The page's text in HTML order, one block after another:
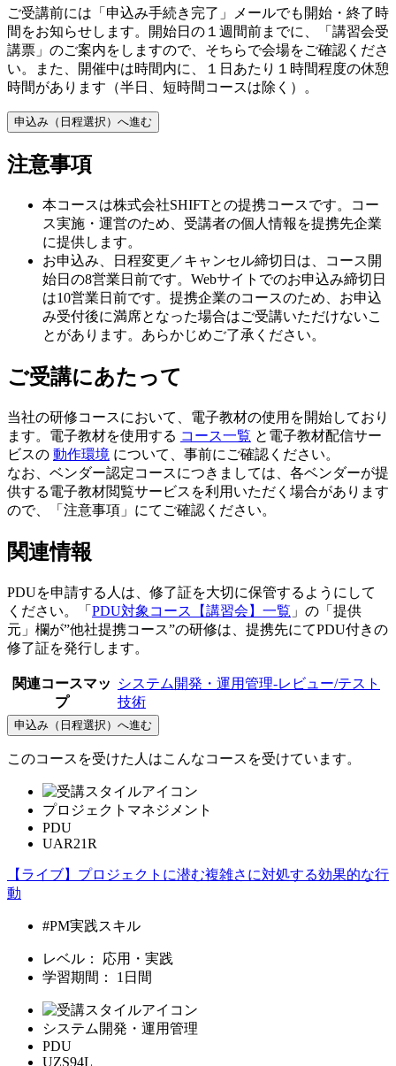
ご受講前には「申込み手続き完了」メールでも開始・終了時
間をお知らせします。開始日の１週間前までに、「講習会受
講票」のご案内をしますので、そちらで会場をご確認くださ
い。また、開催中は時間内に、１日あたり１時間程度の休憩
時間があります（半日、短時間コースは除く）。
申込み（日程選択）へ進む
注意事項
本コースは株式会社SHIFTとの提携コースです。コー
ス実施・運営のため、受講者の個人情報を提携先企業
に提供します。
お申込み、日程変更／キャンセル締切日は、コース開
始日の8営業日前です。Webサイトでのお申込み締切日
は10営業日前です。提携企業のコースのため、お申込
み受付後に満席となった場合はご受講いただけないこ
とがあります。あらかじめご了承ください。
ご受講にあたって
当社の研修コースにおいて、電子教材の使用を開始しており
ます。電子教材を使用する コース一覧 と電子教材配信サー
ビスの 動作環境 について、事前にご確認ください。
なお、ベンダー認定コースにつきましては、各ベンダーが提
供する電子教材閲覧サービスを利用いただく場合があります
ので、「注意事項」にてご確認ください。
関連情報
PDUを申請する人は、修了証を大切に保管するようにして
ください。「 PDU対象コース【講習会】一覧 」の「提供
元」欄が”他社提携コース”の研修は、提携先にてPDU付きの
修了証を発行します。
関連コースマッ
プ
システム開発・運用管理-レビュー/テスト
技術
申込み（日程選択）へ進む
このコースを受けた人はこんなコースを受けています。
プロジェクトマネジメント
PDU
UAR21R
【ライブ】プロジェクトに潜む複雑さに対処する効果的な行
動
#PM実践スキル
レベル：
応用・実践
学習期間：
1日間
システム開発・運用管理
PDU
UZS94L